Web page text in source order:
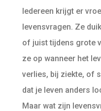
Iedereen krijgt er
levensvragen. Ze
of juist tijdens grote
ze op wanneer het
verlies, bij ziekte, of
dat je leven anders
Maar wat zijn